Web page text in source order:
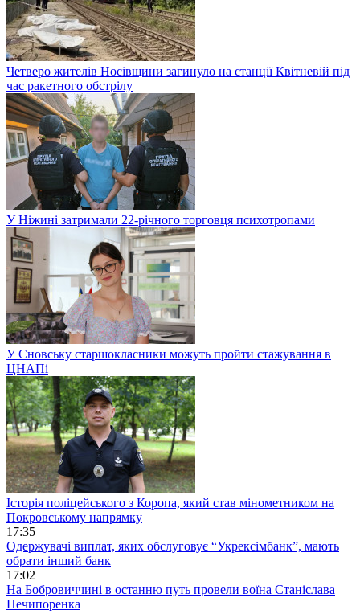
Четверо жителів Носівщини загинуло на станції Квітневій під
час ракетного обстрілу
У Ніжині затримали 22-річного торговця психотропами
У Сновську старшокласники можуть пройти стажування в
ЦНАПі
Історія поліцейського з Коропа, який став мінометником на
Покровському напрямку
17:35
Одержувачі виплат, яких обслуговує “Укрексімбанк”, мають
обрати інший банк
17:02
На Бобровиччині в останню путь провели воїна Станіслава
Нечипоренка